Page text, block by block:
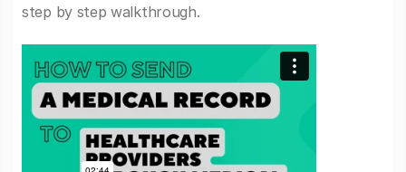
step by step walkthrough.